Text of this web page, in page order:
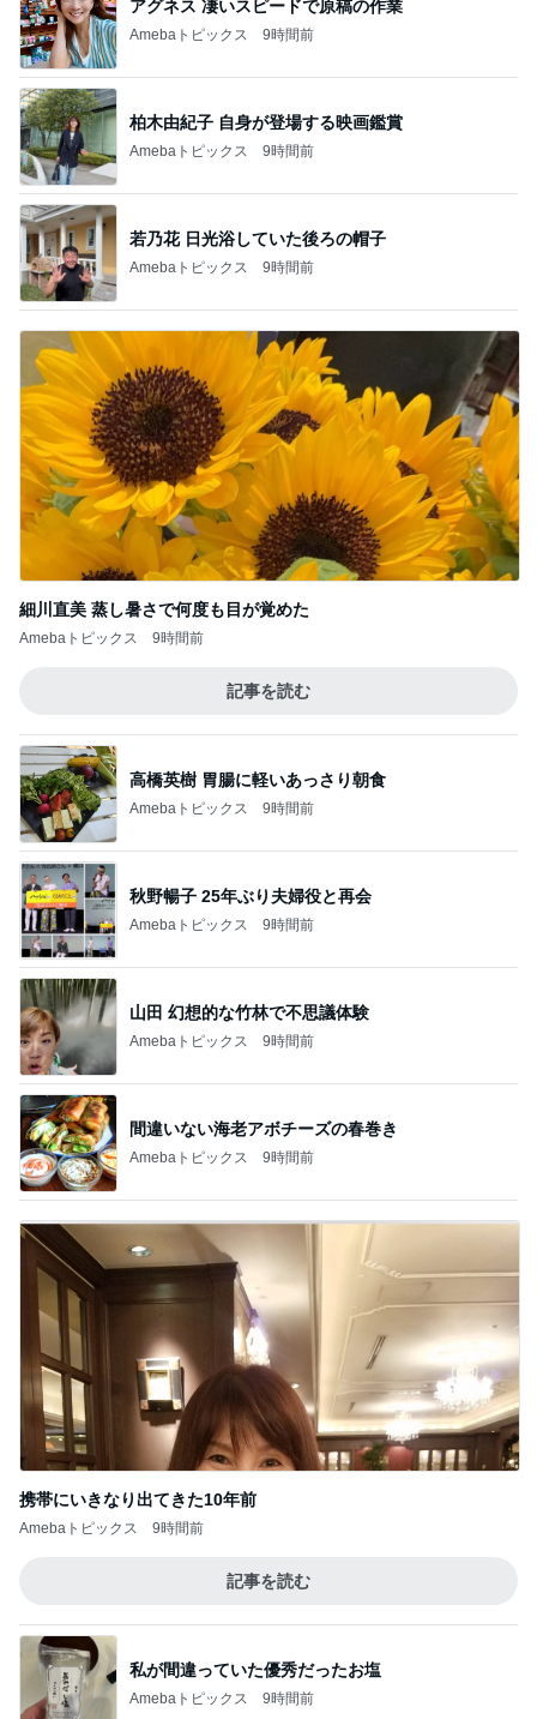
アグネス 凄いスピードで原稿の作業
Amebaトピックス 9時間前
柏木由紀子 自身が登場する映画鑑賞
Amebaトピックス 9時間前
若乃花 日光浴していた後ろの帽子
Amebaトピックス 9時間前
細川直美 蒸し暑さで何度も目が覚めた
Amebaトピックス 9時間前
記事を読む
高橋英樹 胃腸に軽いあっさり朝食
Amebaトピックス 9時間前
秋野暢子 25年ぶり夫婦役と再会
Amebaトピックス 9時間前
山田 幻想的な竹林で不思議体験
Amebaトピックス 9時間前
間違いない海老アボチーズの春巻き
Amebaトピックス 9時間前
携帯にいきなり出てきた10年前
Amebaトピックス 9時間前
記事を読む
私が間違っていた優秀だったお塩
Amebaトピックス 9時間前